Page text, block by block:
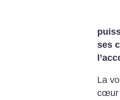
ses
La
cœur